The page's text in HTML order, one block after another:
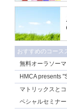
おすすめのコース
無料オーラソー
HMCA presents
マトリックスと
ペシャルセミナー